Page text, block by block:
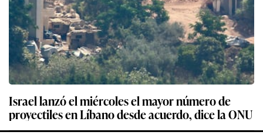
Israel lanzó el miércoles el mayor número de
proyectiles en Líbano desde acuerdo, dice la ONU